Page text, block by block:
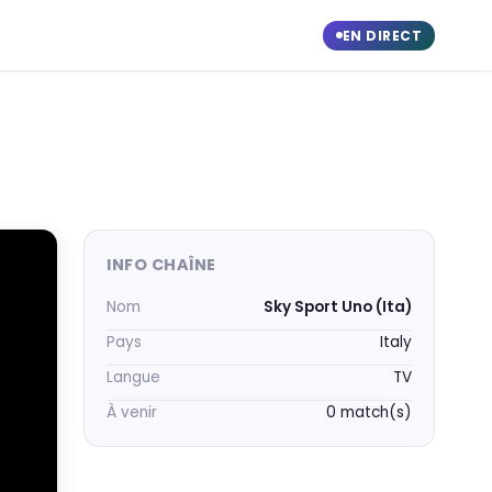
EN DIRECT
INFO CHAÎNE
Nom
Sky Sport Uno (Ita)
Pays
Italy
Langue
TV
À venir
0 match(s)